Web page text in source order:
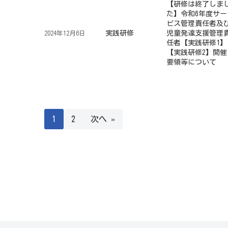
2024年12月6日 実践研修
【研修は終了しま
た】令和6年度サー
ビス管理責任者及
児童発達支援管理
任者【実践研修1】
【実践研修2】開催
要領等について
1 2 次へ »